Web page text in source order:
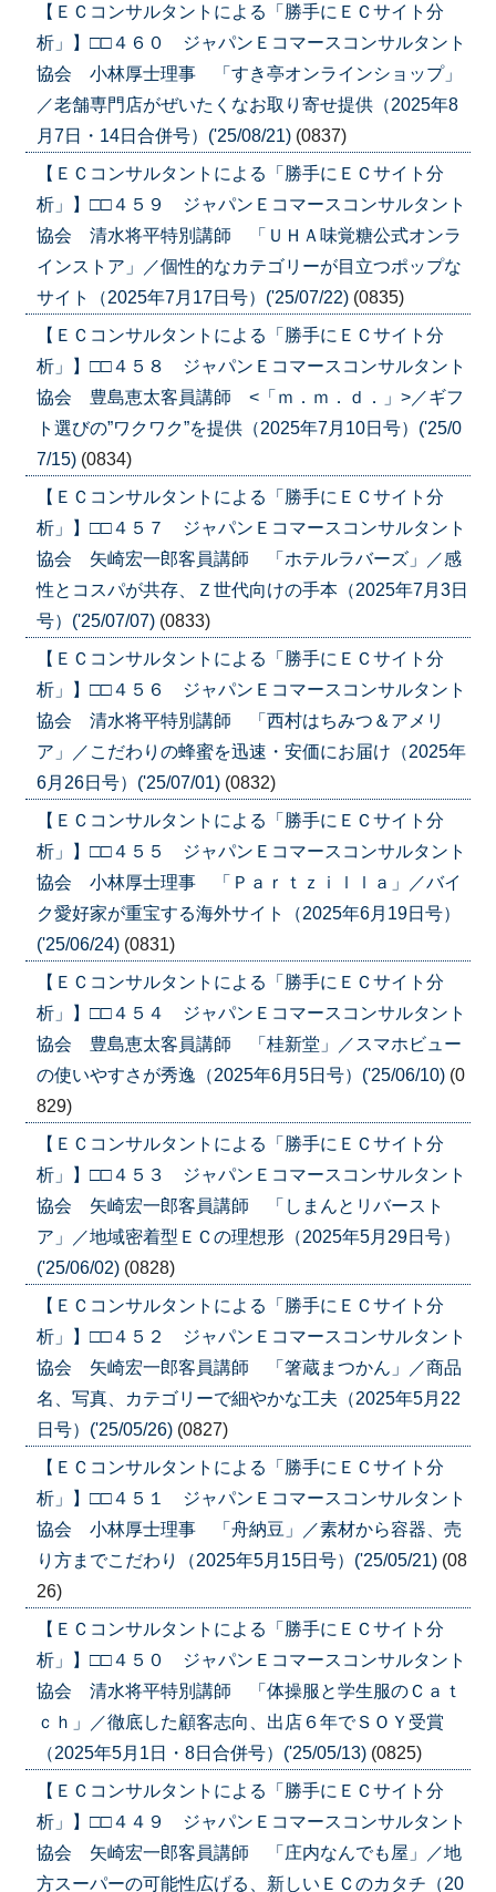
【ＥＣコンサルタントによる「勝手にＥＣサイト分
析」】□□４６０ ジャパンＥコマースコンサルタント
協会 小林厚士理事 「すき亭オンラインショップ」
／老舗専門店がぜいたくなお取り寄せ提供（2025年8
月7日・14日合併号）('25/08/21) (0837)
【ＥＣコンサルタントによる「勝手にＥＣサイト分
析」】□□４５９ ジャパンＥコマースコンサルタント
協会 清水将平特別講師 「ＵＨＡ味覚糖公式オンラ
インストア」／個性的なカテゴリーが目立つポップな
サイト（2025年7月17日号）('25/07/22) (0835)
【ＥＣコンサルタントによる「勝手にＥＣサイト分
析」】□□４５８ ジャパンＥコマースコンサルタント
協会 豊島恵太客員講師 <「ｍ．ｍ．ｄ．」>／ギフ
ト選びの”ワクワク”を提供（2025年7月10日号）('25/0
7/15) (0834)
【ＥＣコンサルタントによる「勝手にＥＣサイト分
析」】□□４５７ ジャパンＥコマースコンサルタント
協会 矢崎宏一郎客員講師 「ホテルラバーズ」／感
性とコスパが共存、Ｚ世代向けの手本（2025年7月3日
号）('25/07/07) (0833)
【ＥＣコンサルタントによる「勝手にＥＣサイト分
析」】□□４５６ ジャパンＥコマースコンサルタント
協会 清水将平特別講師 「西村はちみつ＆アメリ
ア」／こだわりの蜂蜜を迅速・安価にお届け（2025年
6月26日号）('25/07/01) (0832)
【ＥＣコンサルタントによる「勝手にＥＣサイト分
析」】□□４５５ ジャパンＥコマースコンサルタント
協会 小林厚士理事 「Ｐａｒｔｚｉｌｌａ」／バイ
ク愛好家が重宝する海外サイト（2025年6月19日号）
('25/06/24) (0831)
【ＥＣコンサルタントによる「勝手にＥＣサイト分
析」】□□４５４ ジャパンＥコマースコンサルタント
協会 豊島恵太客員講師 「桂新堂」／スマホビュー
の使いやすさが秀逸（2025年6月5日号）('25/06/10) (0
829)
【ＥＣコンサルタントによる「勝手にＥＣサイト分
析」】□□４５３ ジャパンＥコマースコンサルタント
協会 矢崎宏一郎客員講師 「しまんとリバースト
ア」／地域密着型ＥＣの理想形（2025年5月29日号）
('25/06/02) (0828)
【ＥＣコンサルタントによる「勝手にＥＣサイト分
析」】□□４５２ ジャパンＥコマースコンサルタント
協会 矢崎宏一郎客員講師 「箸蔵まつかん」／商品
名、写真、カテゴリーで細やかな工夫（2025年5月22
日号）('25/05/26) (0827)
【ＥＣコンサルタントによる「勝手にＥＣサイト分
析」】□□４５１ ジャパンＥコマースコンサルタント
協会 小林厚士理事 「舟納豆」／素材から容器、売
り方までこだわり（2025年5月15日号）('25/05/21) (08
26)
【ＥＣコンサルタントによる「勝手にＥＣサイト分
析」】□□４５０ ジャパンＥコマースコンサルタント
協会 清水将平特別講師 「体操服と学生服のＣａｔ
ｃｈ」／徹底した顧客志向、出店６年でＳＯＹ受賞
（2025年5月1日・8日合併号）('25/05/13) (0825)
【ＥＣコンサルタントによる「勝手にＥＣサイト分
析」】□□４４９ ジャパンＥコマースコンサルタント
協会 矢崎宏一郎客員講師 「庄内なんでも屋」／地
方スーパーの可能性広げる、新しいＥＣのカタチ（20